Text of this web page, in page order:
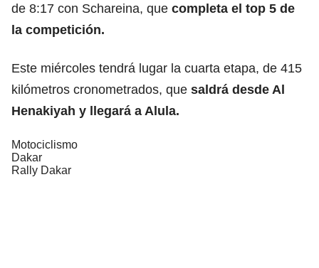
de 8:17 con Schareina, que completa el top 5 de
la competición.
Este miércoles tendrá lugar la cuarta etapa, de 415
kilómetros cronometrados, que saldrá desde Al
Henakiyah y llegará a Alula.
Motociclismo
Dakar
Rally Dakar